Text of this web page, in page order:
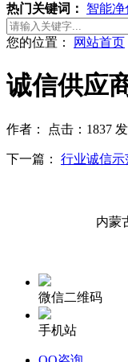
热门关键词： 智能净
您的位置： 网站首页
诚信供应
作者： 点击：1837
下一篇： 行业诚信示
内蒙
微信二维码
手机站